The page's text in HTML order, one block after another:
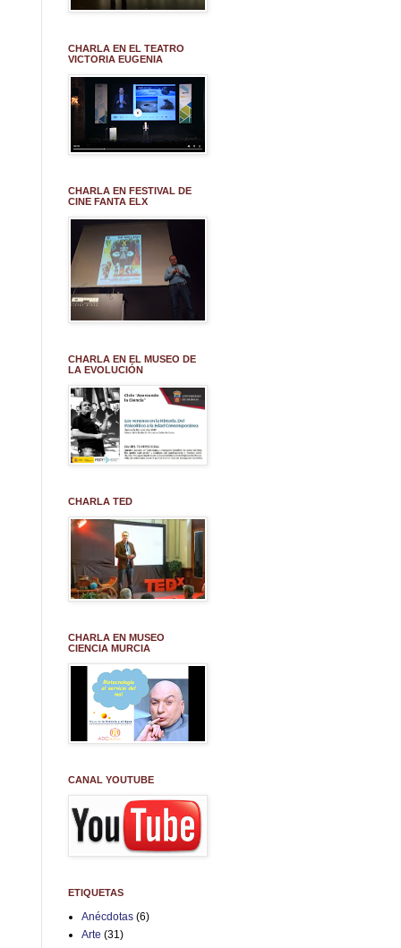
CHARLA EN EL TEATRO
VICTORIA EUGENIA
CHARLA EN FESTIVAL DE
CINE FANTA ELX
CHARLA EN EL MUSEO DE
LA EVOLUCIÓN
CHARLA TED
CHARLA EN MUSEO
CIENCIA MURCIA
CANAL YOUTUBE
ETIQUETAS
Anécdotas (6)
Arte (31)